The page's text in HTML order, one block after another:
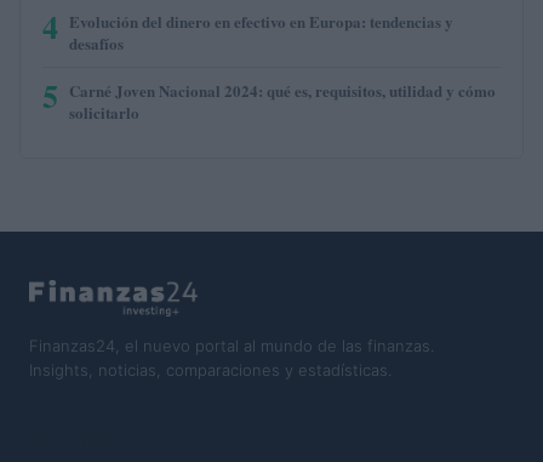
4 Evolución del dinero en efectivo en Europa: tendencias y
desafíos
5 Carné Joven Nacional 2024: qué es, requisitos, utilidad y cómo
solicitarlo
Finanzas24, el nuevo portal al mundo de las finanzas.
Insights, noticias, comparaciones y estadísticas.